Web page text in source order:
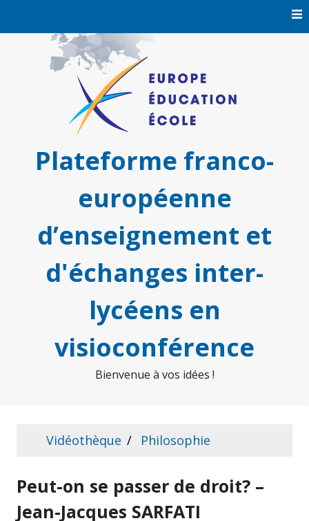
Plateforme franco-
européenne
d’enseignement et
d'échanges inter-
lycéens en
visioconférence
Bienvenue à vos idées !
Vidéothèque Philosophie
Peut-on se passer de droit? –
Jean-Jacques SARFATI